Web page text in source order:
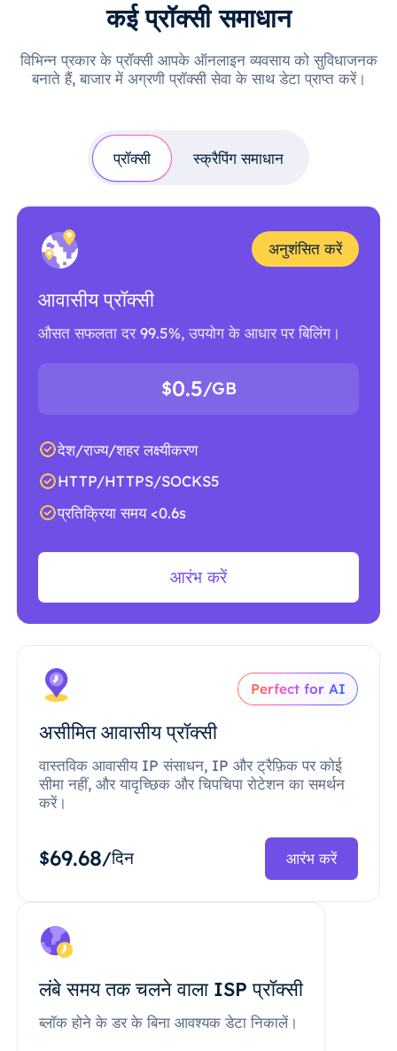
कई प्रॉक्सी समाधान
विभिन्न प्रकार के प्रॉक्सी आपके ऑनलाइन व्यवसाय को सुविधाजनक
बनाते हैं, बाजार में अग्रणी प्रॉक्सी सेवा के साथ डेटा प्राप्त करें।
प्रॉक्सी स्क्रैपिंग समाधान
अनुशंसित करें
आवासीय प्रॉक्सी
औसत सफलता दर 99.5%, उपयोग के आधार पर बिलिंग।
$0.5/GB
देश/राज्य/शहर लक्ष्यीकरण
HTTP/HTTPS/SOCKS5
प्रतिक्रिया समय <0.6s
आरंभ करें
Perfect for AI
असीमित आवासीय प्रॉक्सी
वास्तविक आवासीय IP संसाधन, IP और ट्रैफ़िक पर कोई
सीमा नहीं, और यादृच्छिक और चिपचिपा रोटेशन का समर्थन
करें।
$69.68/दिन आरंभ करें
लंबे समय तक चलने वाला ISP प्रॉक्सी
ब्लॉक होने के डर के बिना आवश्यक डेटा निकालें।